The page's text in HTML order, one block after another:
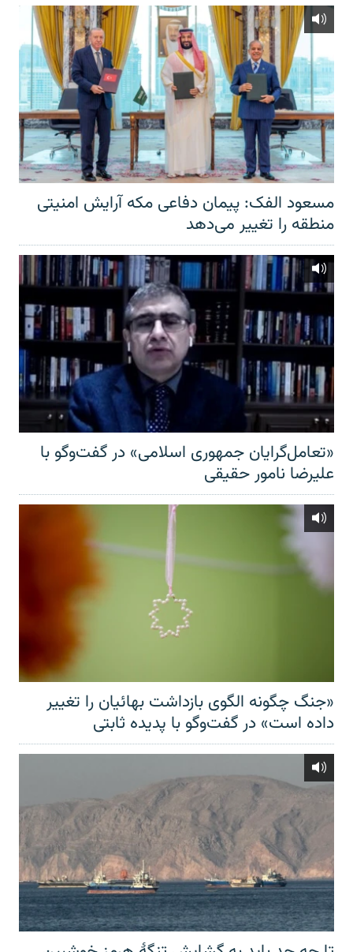
مسعود الفک: پیمان دفاعی مکه آرایش امنیتی
منطقه را تغییر می‌دهد
«تعامل‌گرایان جمهوری اسلامی» در گفت‌وگو با
علیرضا نامور حقیقی
«جنگ چگونه الگوی بازداشت بهائیان را تغییر
داده است» در گفت‌وگو با پدیده ثابتی